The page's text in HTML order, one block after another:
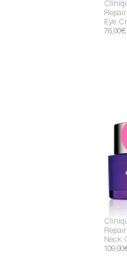
Eye
76,00€
Neck